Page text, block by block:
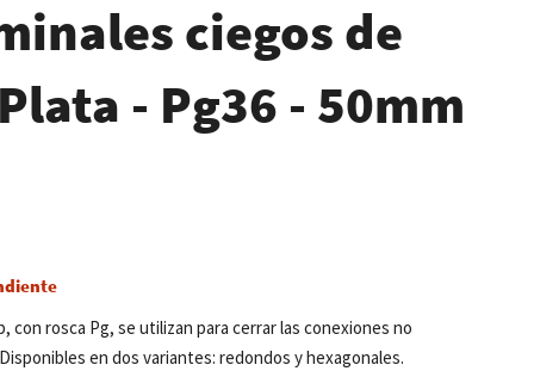
ciegos de
- Pg36 - 50mm
con rosca Pg, se utilizan para cerrar las conexiones no
en dos variantes: redondos y hexagonales.